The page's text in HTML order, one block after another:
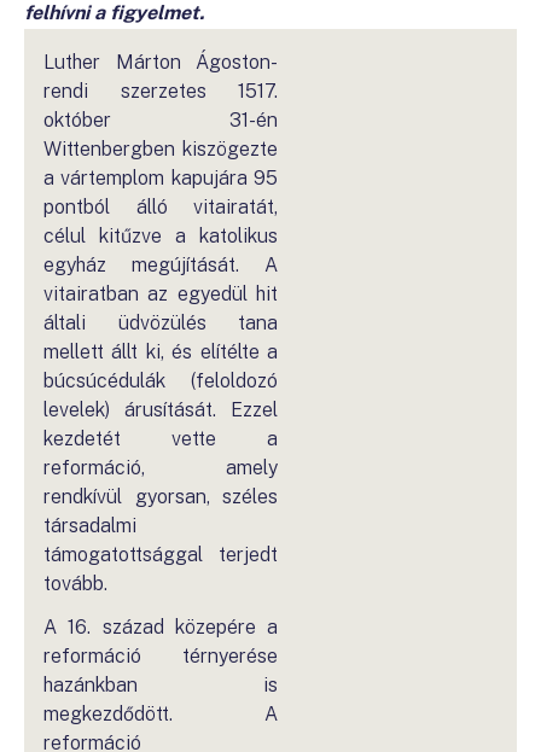
felhívni a figyelmet.
Luther Márton Ágoston-
rendi szerzetes 1517.
október 31-én
Wittenbergben kiszögezte
a vártemplom kapujára 95
pontból álló vitairatát,
célul kitűzve a katolikus
egyház megújítását. A
vitairatban az egyedül hit
általi üdvözülés tana
mellett állt ki, és elítélte a
búcsúcédulák (feloldozó
levelek) árusítását. Ezzel
kezdetét vette a
reformáció, amely
rendkívül gyorsan, széles
társadalmi
támogatottsággal terjedt
tovább.
A 16. század közepére a
reformáció térnyerése
hazánkban is
megkezdődött. A
reformáció